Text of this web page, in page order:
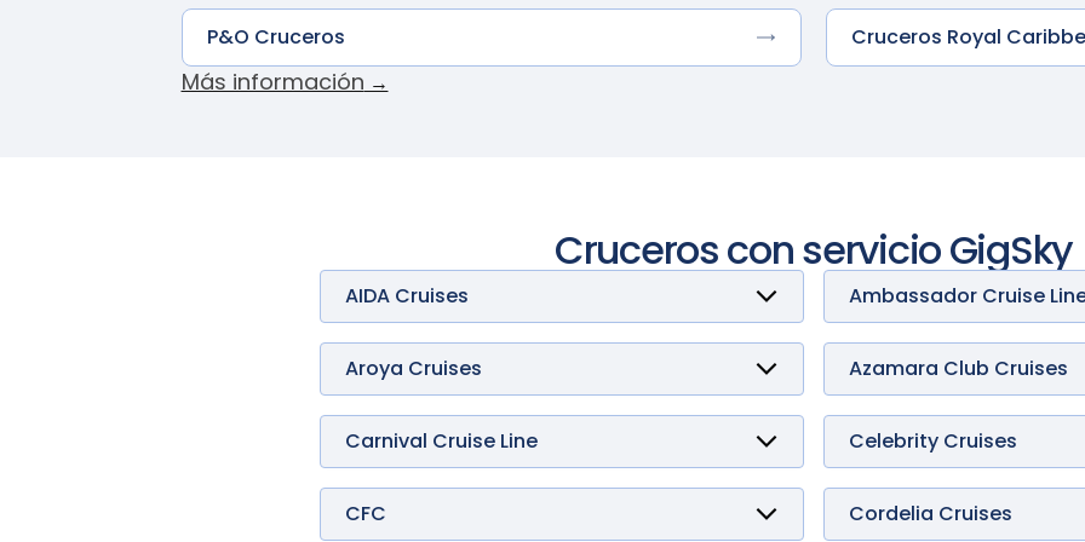
P&O Cruceros Cruceros Royal
Más información →
Cruceros con servicio GigSky
AIDA Cruises
AIDAbella
AIDAblu
AIDAcosma
AIDAluna
AIDAmar
AIDAnova
AIDAprima
AIDAsol
AIDAstella
Ambassador Cruise
Ambience
Ambition
Aroya Cruises
Aroya
Azamara Club Cruises
Journey
Onward
Pursuit
Quest
Carnival Cruise Line
Adventure
Breeze
Celebration
Conquest
Celebrity Cruises
Apex
Ascent
Beyond
Constellation
CFC Cordelia Cruises